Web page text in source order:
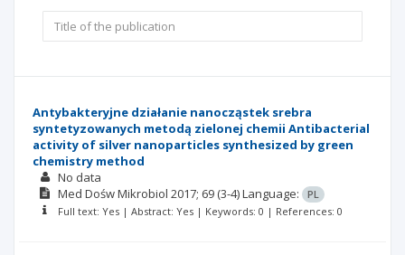
Antybakteryjne działanie nanocząstek srebra
syntetyzowanych metodą zielonej chemii Antibacterial
activity of silver nanoparticles synthesized by green
chemistry method
No data
Med Dośw Mikrobiol 2017; 69 (3-4)Language:
PL
Full text: Yes | Abstract: Yes | Keywords: 0 | References: 0